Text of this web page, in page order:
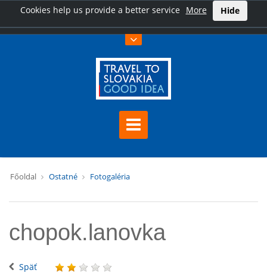
Cookies help us provide a better service More Hide
Főoldal Ostatné Fotogaléria
chopok.lanovka
Späť